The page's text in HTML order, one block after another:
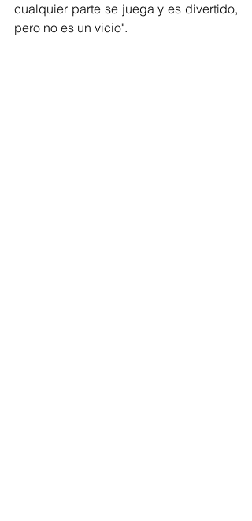
cualquier parte se juega y es divertido,
pero no es un vicio".